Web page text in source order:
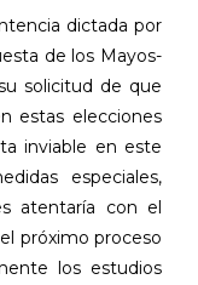
dictada por
de los Mayos-
solicitud de que
estas elecciones
inviable en este
especiales,
atentaría con el
próximo proceso
los estudios